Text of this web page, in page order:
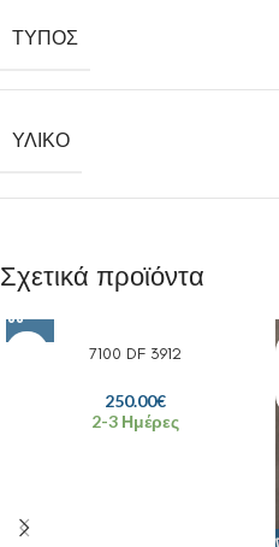
ΤΎΠΟΣ
ΥΛΙΚΌ
Σχετικά προϊόντα
7100 DF 3912
250.00€
2-3 Ημέρες